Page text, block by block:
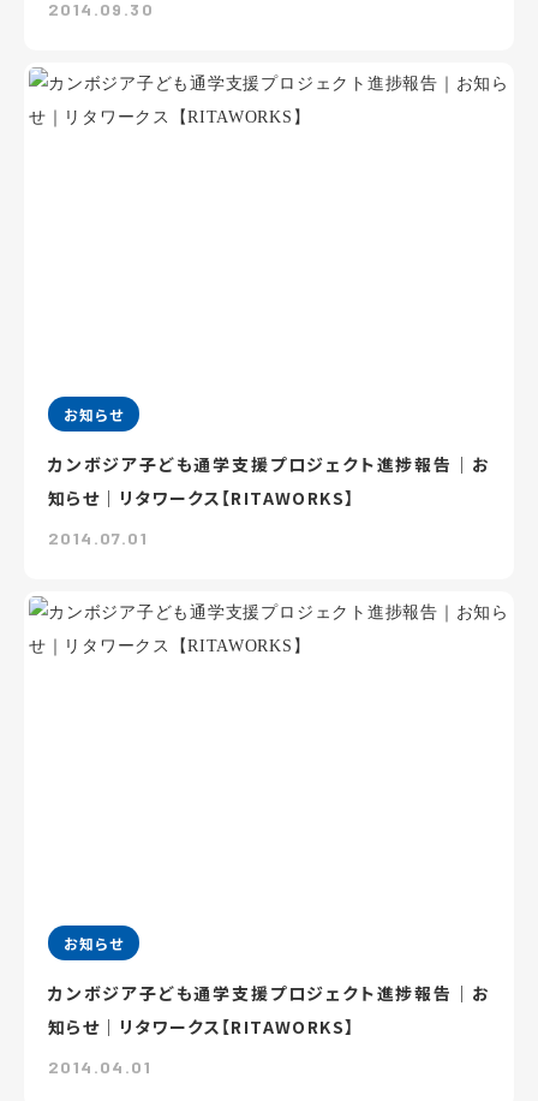
2014.09.30
お知らせ
カンボジア子ども通学支援プロジェクト進捗報告｜お
知らせ｜リタワークス【RITAWORKS】
2014.07.01
お知らせ
カンボジア子ども通学支援プロジェクト進捗報告｜お
知らせ｜リタワークス【RITAWORKS】
2014.04.01